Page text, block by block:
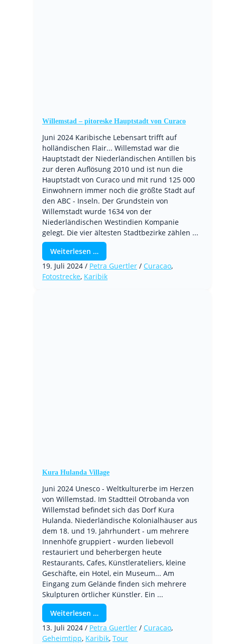
Willemstad – pitoreske Hauptstadt von Curaco
Juni 2024 Karibische Lebensart trifft auf
holländischen Flair... Willemstad war die
Hauptstadt der Niederländischen Antillen bis
zur deren Auflösung 2010 und ist nun die
Hauptstadt von Curaco und mit rund 125 000
Einwohnern immer noch die größte Stadt auf
den ABC - Inseln. Der Grundstein von
Willemstadt wurde 1634 von der
Niederländischen Westindien Kompanie
gelegt. Die vier ältesten Stadtbezirke zählen ...
Weiterlesen …
19. Juli 2024 / Petra Guertler / Curacao,
Fotostrecke, Karibik
Kura Hulanda Village
Juni 2024 Unesco - Weltkulturerbe im Herzen
von Willemstad. Im Stadtteil Otrobanda von
Willemstad befindet sich das Dorf Kura
Hulanda. Niederländische Kolonialhäuser aus
dem 18. und 19. Jahrhundert - um mehrere
Innenhöfe gruppiert - wurden liebevoll
restauriert und beherbergen heute
Restaurants, Cafes, Künstlerateliers, kleine
Geschäfte, ein Hotel, ein Museum... Am
Eingang zum Gelände finden sich mehrere
Skulpturen örtlicher Künstler. Ein ...
Weiterlesen …
13. Juli 2024 / Petra Guertler / Curacao,
Geheimtipp, Karibik, Tour